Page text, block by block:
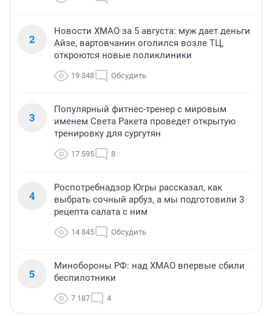
2
Новости ХМАО за 5 августа: муж дает деньги
Айзе, вартовчанин оголился возле ТЦ,
откроются новые поликлиники
19 348 Обсудить
3
Популярный фитнес-тренер с мировым
именем Света Ракета проведет открытую
тренировку для сургутян
17 595 8
4
Роспотребнадзор Югры рассказал, как
выбрать сочный арбуз, а мы подготовили 3
рецепта салата с ним
14 845 Обсудить
5
Минобороны РФ: над ХМАО впервые сбили
беспилотники
7 187 4